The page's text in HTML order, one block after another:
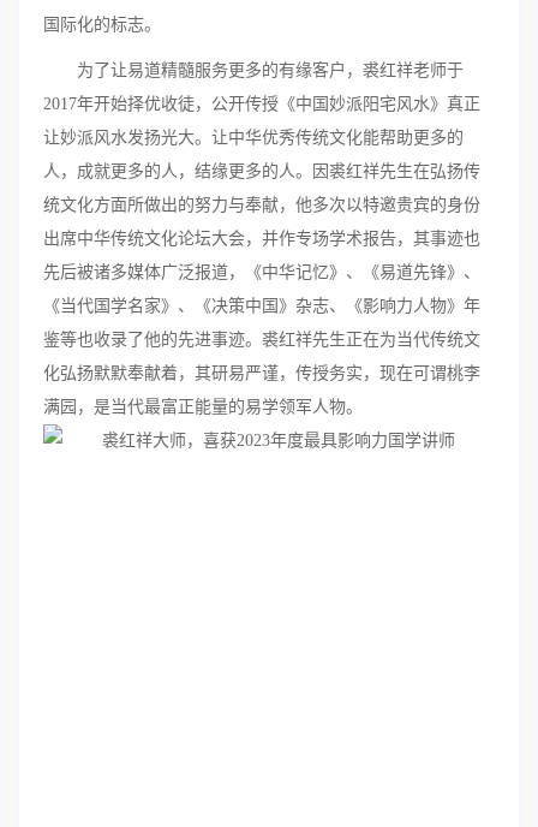
国际化的标志。
为了让易道精髓服务更多的有缘客户，裘红祥老师于
2017年开始择优收徒，公开传授《中国妙派阳宅风水》真正
让妙派风水发扬光大。让中华优秀传统文化能帮助更多的
人，成就更多的人，结缘更多的人。因裘红祥先生在弘扬传
统文化方面所做出的努力与奉献，他多次以特邀贵宾的身份
出席中华传统文化论坛大会，并作专场学术报告，其事迹也
先后被诸多媒体广泛报道，《中华记忆》、《易道先锋》、
《当代国学名家》、《决策中国》杂志、《影响力人物》年
鉴等也收录了他的先进事迹。裘红祥先生正在为当代传统文
化弘扬默默奉献着，其研易严谨，传授务实，现在可谓桃李
满园，是当代最富正能量的易学领军人物。